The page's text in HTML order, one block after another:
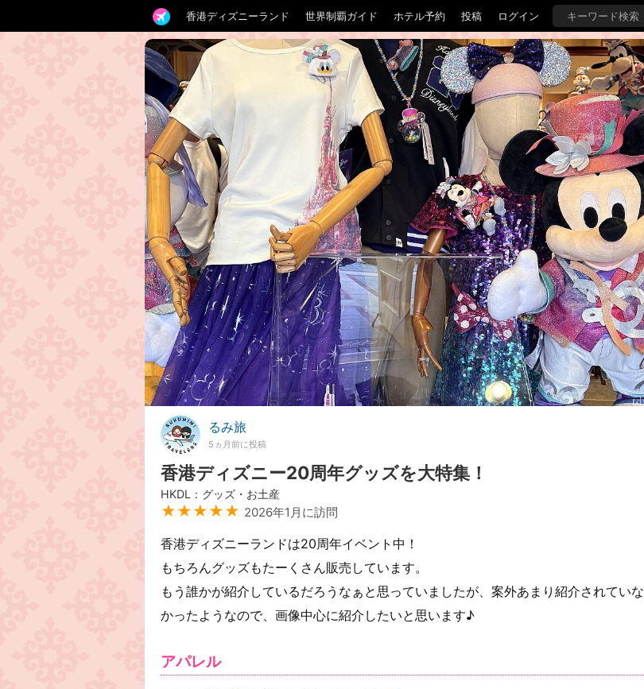
香港ディズニーランド 世界制覇ガイド ホテル予約 投稿 ログイン
るみ旅
5ヵ月前に投稿
香港ディズニー20周年グッズを大特集！
HKDL：グッズ・お土産
★★★★★ 2026年1月に訪問
香港ディズニーランドは20周年イベント中！
もちろんグッズもたーくさん販売しています。
もう誰かが紹介しているだろうなぁと思っていましたが、案外あまり紹介されていな
かったようなので、画像中心に紹介したいと思います♪
アパレル